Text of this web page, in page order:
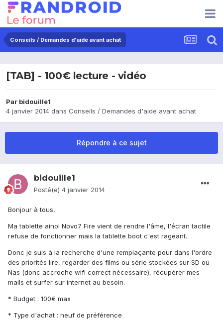
Conseils / Demandes d'aide avant achat
[TAB] - 100€ lecture - vidéo
Par bidouille1
4 janvier 2014 dans Conseils / Demandes d'aide avant achat
Répondre à ce sujet
bidouille1
Posté(e) 4 janvier 2014
Bonjour à tous,
Ma tablette ainol Novo7 Fire vient de rendre l'âme, l'écran tactile
refuse de fonctionner mais la tablette boot c'est rageant.
Donc je suis à la recherche d'une remplaçante pour dans l'ordre
des priorités lire, regarder des films ou série stockées sur SD ou
Nas (donc accroche wifi correct nécessaire), récupérer mes
mails et surfer sur internet au besoin.
* Budget : 100€ max
* Type d'achat : neuf de préférence